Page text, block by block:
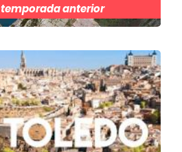
temporada anterior